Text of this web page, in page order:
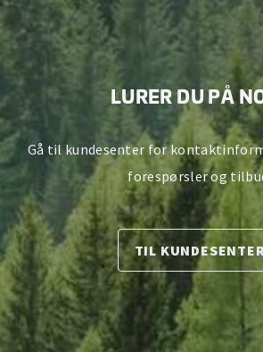
LURER DU PÅ
Gå til kundesenter for
forespørsler og
TIL KUNDESENTER